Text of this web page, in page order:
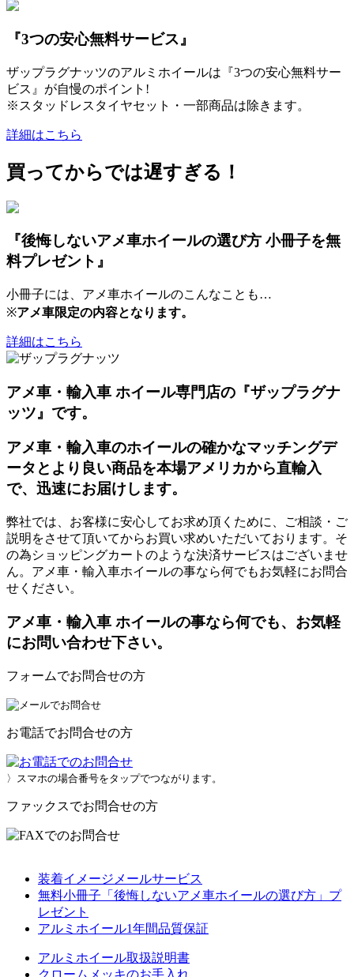
『3つの安心無料サービス』
ザップラグナッツのアルミホイールは『3つの安心無料サー
ビス』が自慢のポイント!
※スタッドレスタイヤセット・一部商品は除きます。
詳細はこちら
買ってからでは遅すぎる！
『後悔しないアメ車ホイールの選び方 小冊子を無
料プレゼント』
小冊子には、アメ車ホイールのこんなことも…
※アメ車限定の内容となります。
詳細はこちら
アメ車・輸入車 ホイール専門店の『ザップラグナ
ッツ』です。
アメ車・輸入車のホイールの確かなマッチングデ
ータとより良い商品を本場アメリカから直輸入
で、迅速にお届けします。
弊社では、お客様に安心してお求め頂くために、ご相談・ご
説明をさせて頂いてからお買い求めいただいております。そ
の為ショッピングカートのような決済サービスはございませ
ん。アメ車・輸入車ホイールの事なら何でもお気軽にお問合
せください。
アメ車・輸入車 ホイールの事なら何でも、お気軽
にお問い合わせ下さい。
フォームでお問合せの方
お電話でお問合せの方
〉スマホの場合番号をタップでつながります。
ファックスでお問合せの方
装着イメージメールサービス
無料小冊子「後悔しないアメ車ホイールの選び方」プ
レゼント
アルミホイール1年間品質保証
アルミホイール取扱説明書
クロームメッキのお手入れ